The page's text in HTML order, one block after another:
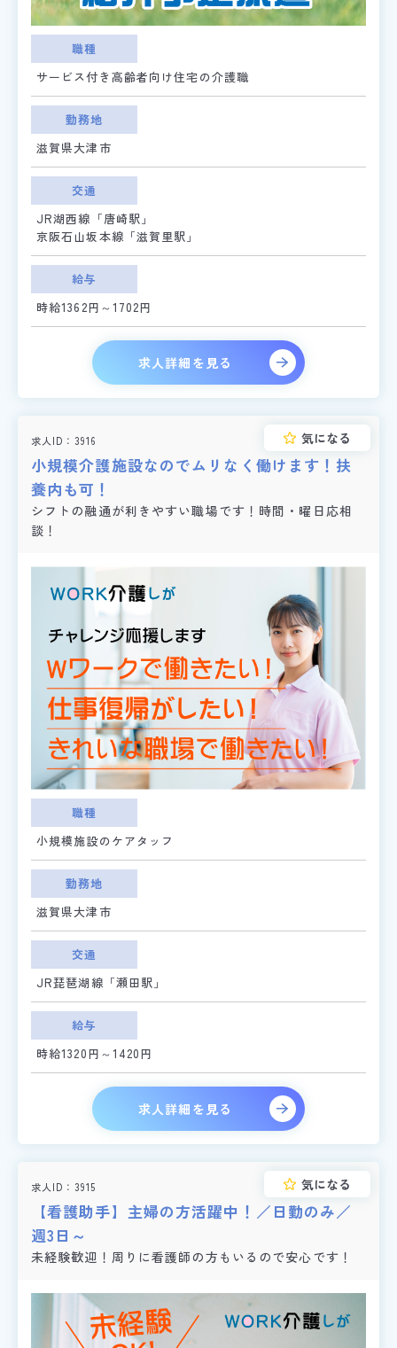
職種
サービス付き高齢者向け住宅の介護職
勤務地
滋賀県大津市
交通
JR湖西線「唐崎駅」
京阪石山坂本線「滋賀里駅」
給与
時給1362円～1702円
求人詳細を見る
求人ID 3916
小規模介護施設なのでムリなく働けます！扶
養内も可！
シフトの融通が利きやすい職場です！時間・曜日応相
談！
気になる
職種
小規模施設のケアタッフ
勤務地
滋賀県大津市
交通
JR琵琶湖線「瀬田駅」
給与
時給1320円～1420円
求人詳細を見る
求人ID 3915
【看護助手】主婦の方活躍中！／日勤のみ／
週3日～
未経験歓迎！周りに看護師の方もいるので安心です！
気になる